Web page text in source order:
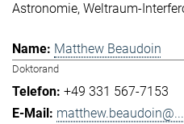
Astronomie Weltraum-
Matthew Beaudoin
Doktorand
+49 331 567-7153
matthew.beaudoin@...